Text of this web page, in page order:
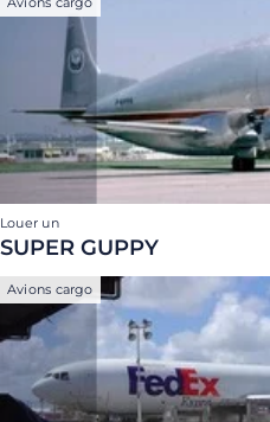
Louer un
SUPER GUPPY
Avions cargo